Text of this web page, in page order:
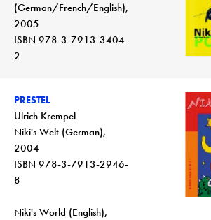
(German/French/English),
2005
ISBN 978-3-7913-3404-
2
PRESTEL
Ulrich Krempel
Niki's Welt (German),
2004
ISBN 978-3-7913-2946-
8
Niki's World (English),